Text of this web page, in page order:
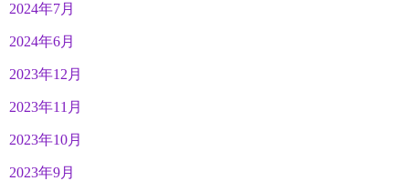
2024年7月
2024年6月
2023年12月
2023年11月
2023年10月
2023年9月